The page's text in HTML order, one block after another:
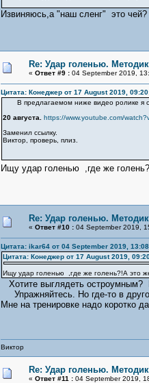
Извиняюсь,а "наш сленг" это
Re: Удар голенью.
« Ответ #9 :04 September 2019,
Цитата: Конеджер от 17 August 2019,
В предлагаемом ниже видео ролике я
20 августа.
https://www.youtube.com/
Заменил ссылку.
Виктор, проверь, плиз.
Ищу удар голенью ,где же
Re: Удар голенью.
« Ответ #10 :04 September 2019,
Цитата: ikar64 от 04 September 2019,
Цитата: Конеджер от 17 August 2019,
Ищу удар голенью ,где же голень?!А это
Хотите выглядеть остроумным?
Упражняйтесь. Но где-то в
Мне на тренировке надо коротко
Виктор
Re: Удар голенью.
« Ответ #11 :04 September 2019,